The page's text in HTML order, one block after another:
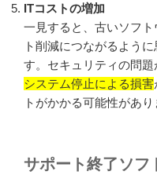
https://
2025-49688
https://
2025-49676
https://
https://
ITコストの増加
一見すると、古いソフ
ト削減につながるよう
す。セキュリティの問題
システム停止による損害
トがかかる可能性があり
サポート終了ソフ